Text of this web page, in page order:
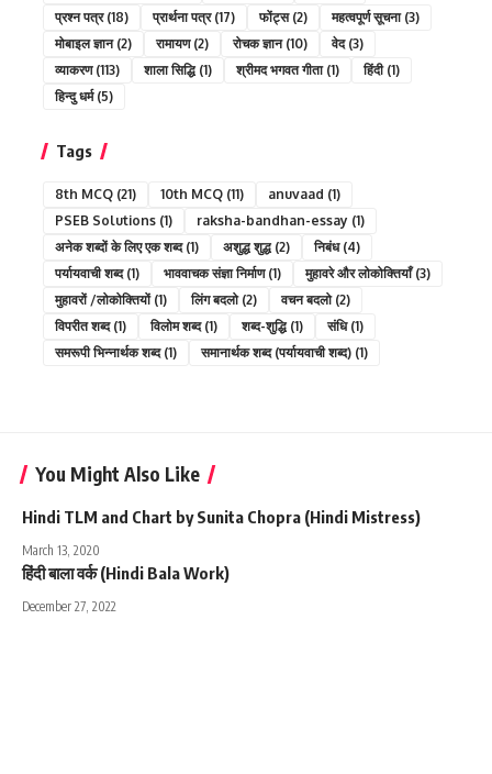
प्रश्न पत्र(18) प्रार्थना पत्र(17) फोंट्स(2) महत्वपूर्ण सूचना(3)
मोबाइल ज्ञान(2) रामायण(2) रोचक ज्ञान(10) वेद(3)
व्याकरण(113) शाला सिद्धि(1) श्रीमद भगवत गीता(1) हिंदी(1)
हिन्दु धर्म(5)
Tags
8th MCQ (21) 10th MCQ (11) anuvaad (1)
PSEB Solutions (1) raksha-bandhan-essay (1)
अनेक शब्दों के लिए एक शब्द(1) अशुद्ध शुद्ध(2) निबंध(4)
पर्यायवाची शब्द(1) भाववाचक संज्ञा निर्माण(1) मुहावरे और लोकोक्तियाँ(3)
मुहावरों /लोकोक्तियों(1) लिंग बदलो(2) वचन बदलो(2)
विपरीत शब्द(1) विलोम शब्द(1) शब्द-शुद्धि(1) संधि(1)
समरूपी भिन्नार्थक शब्द(1) समानार्थक शब्द (पर्यायवाची शब्द) (1)
You Might Also Like
Hindi TLM and Chart by Sunita Chopra (Hindi Mistress)
March 13, 2020
हिंदी बाला वर्क (Hindi Bala Work)
December 27, 2022